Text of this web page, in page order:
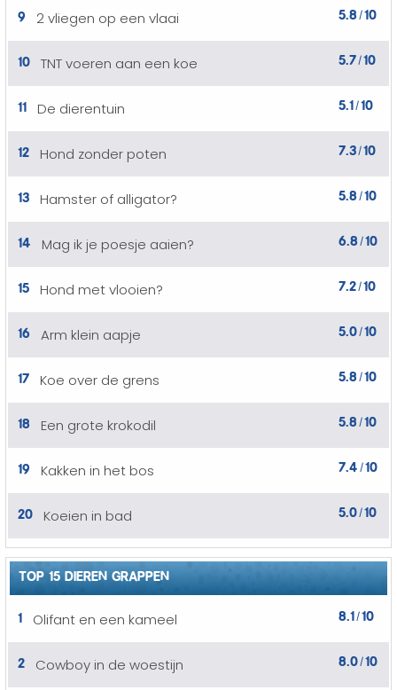
9 2 vliegen op een vlaai 5.8/10
10 TNT voeren aan een koe 5.7/10
11 De dierentuin 5.1/10
12 Hond zonder poten 7.3/10
13 Hamster of alligator? 5.8/10
14 Mag ik je poesje aaien? 6.8 /10
15 Hond met vlooien? 7.2/10
16 Arm klein aapje 5.0/10
17 Koe over de grens 5.8/10
18 Een grote krokodil 5.8 /10
19 Kakken in het bos 7.4 /10
20 Koeien in bad 5.0/10
TOP 15 DIEREN GRAPPEN
1
Olifant en een kameel 8.1/10
2 Cowboy in de woestijn 8.0/10